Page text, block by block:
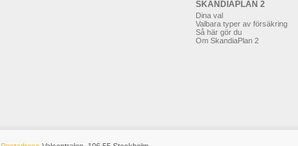
SKANDIAPLAN 2
Dina val
Valbara typer av försäkring
Så här gör du
Om SkandiaPlan 2